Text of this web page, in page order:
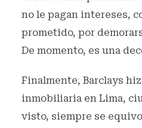
no le pagan intereses,
prometido, por
De momento, es una
Finalmente, Barclays
inmobiliaria en Lima,
visto, siempre se